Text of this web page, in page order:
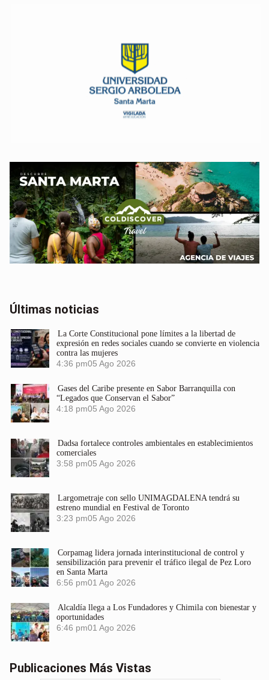
Últimas noticias
La Corte Constitucional pone límites a la libertad de
expresión en redes sociales cuando se convierte en violencia
contra las mujeres
4:36 pm05 Ago 2026
Gases del Caribe presente en Sabor Barranquilla con
“Legados que Conservan el Sabor”
4:18 pm05 Ago 2026
Dadsa fortalece controles ambientales en establecimientos
comerciales
3:58 pm05 Ago 2026
Largometraje con sello UNIMAGDALENA tendrá su
estreno mundial en Festival de Toronto
3:23 pm05 Ago 2026
Corpamag lidera jornada interinstitucional de control y
sensibilización para prevenir el tráfico ilegal de Pez Loro
en Santa Marta
6:56 pm01 Ago 2026
Alcaldía llega a Los Fundadores y Chimila con bienestar y
oportunidades
6:46 pm01 Ago 2026
Publicaciones Más Vistas